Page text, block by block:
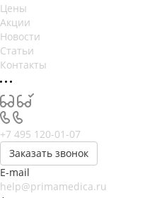
Цены
Акции
Новости
Статьи
Контакты
+7 495 120-01-07
Заказать звонок
E-mail
help@primamedica.ru